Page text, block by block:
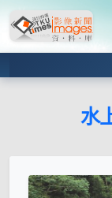
水